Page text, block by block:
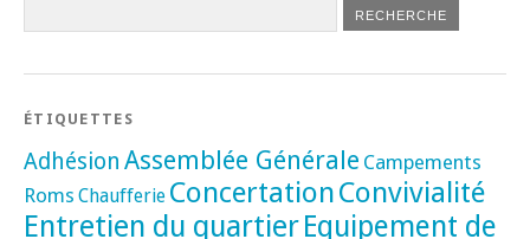
ÉTIQUETTES
Adhésion Assemblée Générale Campements
Roms Chaufferie ConcertationConvivialité
Entretien du quartierEquipement de